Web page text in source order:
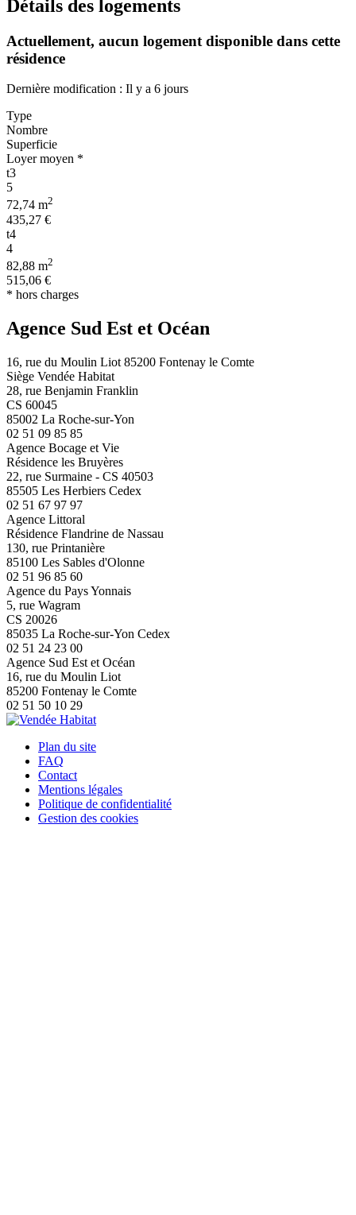
Détails des logements
Actuellement, aucun logement disponible dans cette
résidence
Dernière modification : Il y a 6 jours
Type
Nombre
Superficie
Loyer moyen *
t3
5
72,74 m2
435,27 €
t4
4
82,88 m2
515,06 €
* hors charges
Agence Sud Est et Océan
16, rue du Moulin Liot 85200 Fontenay le Comte
Siège Vendée Habitat
28, rue Benjamin Franklin
CS 60045
85002 La Roche-sur-Yon
02 51 09 85 85
Agence Bocage et Vie
Résidence les Bruyères
22, rue Surmaine - CS 40503
85505 Les Herbiers Cedex
02 51 67 97 97
Agence Littoral
Résidence Flandrine de Nassau
130, rue Printanière
85100 Les Sables d'Olonne
02 51 96 85 60
Agence du Pays Yonnais
5, rue Wagram
CS 20026
85035 La Roche-sur-Yon Cedex
02 51 24 23 00
Agence Sud Est et Océan
16, rue du Moulin Liot
85200 Fontenay le Comte
02 51 50 10 29
Plan du site
FAQ
Contact
Mentions légales
Politique de confidentialité
Gestion des cookies